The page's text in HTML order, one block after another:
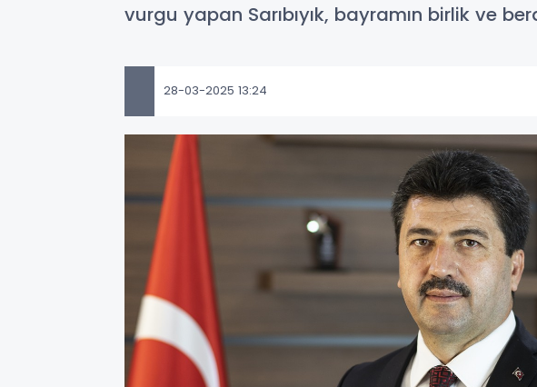
vurgu yapan Sarıbıyık, bayramın birlik ve
28-03-2025 13:24